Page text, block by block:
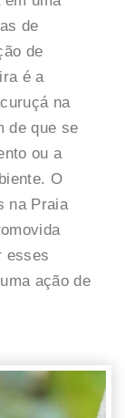
de
de
é a
na
de que se
ou a
O
na Praia
esses
ação de